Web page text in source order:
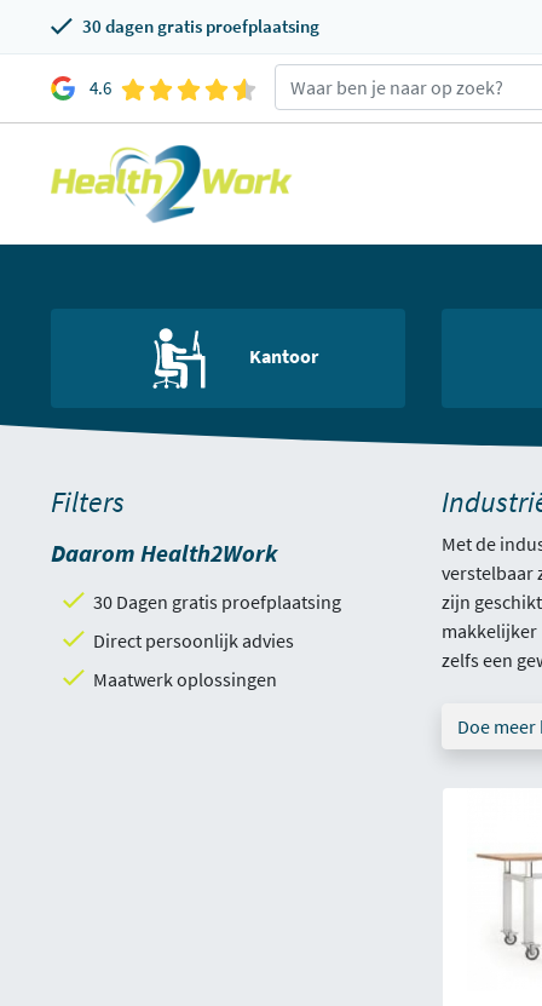
30 dagen gratis proefplaatsing
4.6
Kantoor
Filters
Daarom Health2Work
30 Dagen gratis proefplaatsing
Direct persoonlijk advies
Maatwerk oplossingen
Met de
verstelbaar
zijn
makkelijker
zelfs een
Doe